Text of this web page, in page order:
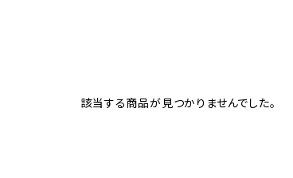
該当する商品が見つかりませんでした。